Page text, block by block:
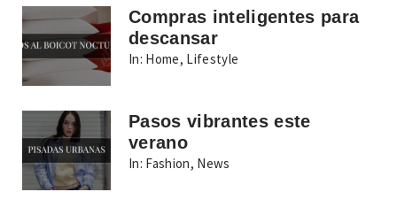
Compras inteligentes para
descansar
In: Home, Lifestyle
Pasos vibrantes este
verano
In: Fashion, News